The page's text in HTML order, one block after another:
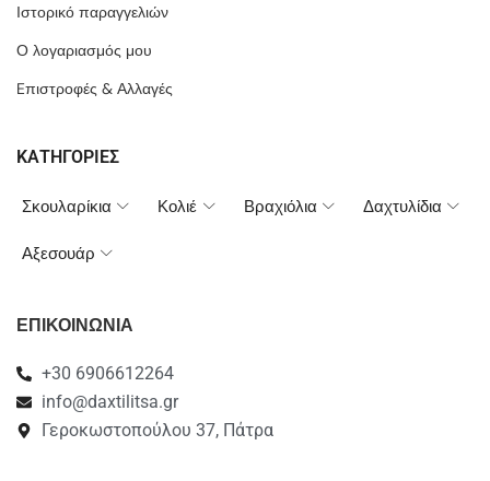
Ιστορικό παραγγελιών
Ο λογαριασμός μου
Eπιστροφές & Αλλαγές
ΚΑΤΗΓΟΡΙΕΣ
Σκουλαρίκια Κολιέ Βραχιόλια Δαχτυλίδια
Αξεσουάρ
ΕΠΙΚΟΙΝΩΝΙΑ
+30 6906612264
info@daxtilitsa.gr
Γεροκωστοπούλου 37, Πάτρα